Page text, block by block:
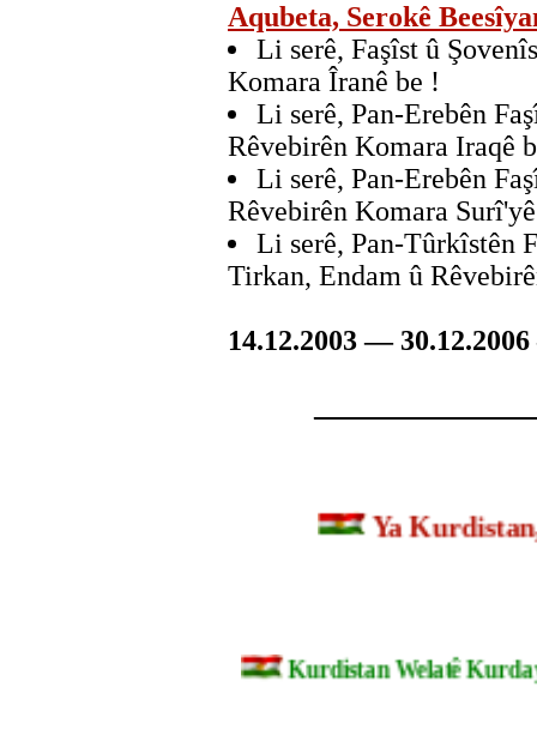
Aqubeta, Serokê
Li serê, Faşîst û
Komara Îranê be !
Li serê, Pan-Erebên
Rêvebirên Komara Iraqê
Li serê, Pan-Erebên
Rêvebirên Komara
Li serê, Pan-Tûrkîstên
Tirkan, Endam û
14.12.2003 —
Ya
Kurdistan Welatê